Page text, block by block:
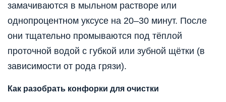
замачиваются в мыльном растворе или
однопроцентном уксусе на 20–30 минут. После
они тщательно промываются под тёплой
проточной водой с губкой или зубной щётки (в
зависимости от рода грязи).
Как разобрать конфорки для очистки